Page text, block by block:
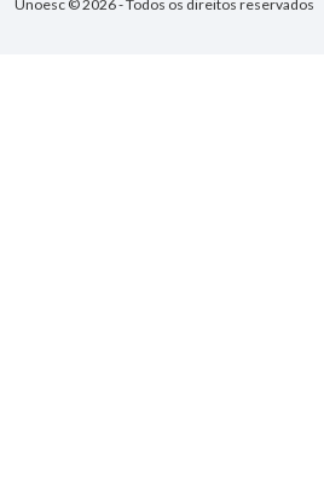
Unoesc © 2026 - Todos os direitos reservados